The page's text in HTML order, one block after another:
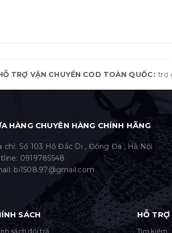
TRỢ VẬN CHUYỂN COD TOÀN QUỐC trợ
HÀNG CHUYÊN HÀNG CHÍNH HÃNG
chỉ: Số 103 Hồ Đắc Di , Đống Đa , Hà Nội
0919785548
bi1508.97@gmail.com
SÁCH
sách đổi trả
HỖ TRỢ
Tìm kiếm